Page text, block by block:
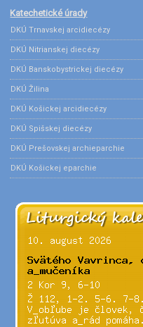
Katechetické úrady
DKÚ Trnavskej arcidiecézy
DKÚ Nitrianskej diecézy
DKÚ Banskobystrickej diecézy
DKÚ Žilina
DKÚ Košickej arcidiecézy
DKÚ Spišskej diecézy
DKÚ Prešovskej archieparchie
DKÚ Košickej eparchie